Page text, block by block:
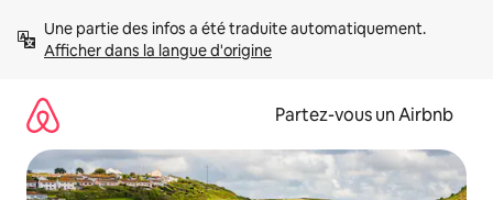
directement
Afficher dans la langue d'origine
Partez-vous un Airbnb